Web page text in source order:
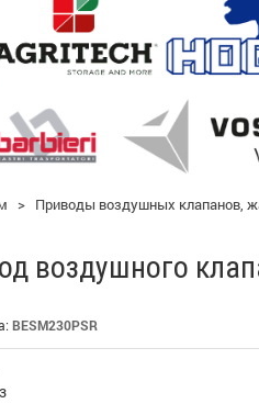
> Приводы воздушных клапанов,
воздушного
BESM230PSR